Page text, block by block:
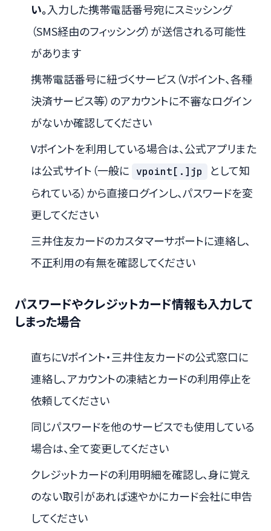
い。入力した携帯電話番号宛にスミッシング
（SMS経由のフィッシング）が送信される可能性
があります
携帯電話番号に紐づくサービス（Vポイント、各種
決済サービス等）のアカウントに不審なログイン
がないか確認してください
Vポイントを利用している場合は、公式アプリまた
は公式サイト（一般に vpoint[.]jp
として知
られている）から直接ログインし、パスワードを変
更してください
三井住友カードのカスタマーサポートに連絡し、
不正利用の有無を確認してください
パスワードやクレジットカード情報も入力して
しまった場合
直ちにVポイント・三井住友カードの公式窓口に
連絡し、アカウントの凍結とカードの利用停止を
依頼してください
同じパスワードを他のサービスでも使用している
場合は、全て変更してください
クレジットカードの利用明細を確認し、身に覚え
のない取引があれば速やかにカード会社に申告
してください